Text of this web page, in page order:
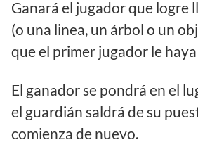
Ganará el jugador que logre
(o una linea, un árbol o un
que el primer jugador le
El ganador se pondrá en el
el guardián saldrá de su
comienza de nuevo.